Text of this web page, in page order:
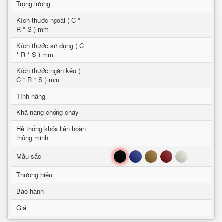
Trọng lượng
Kích thước ngoài ( C *
R * S ) mm
Kích thước sử dụng ( C
* R * S ) mm
Kích thước ngăn kéo (
C * R * S ) mm
Tính năng
Khả năng chống cháy
Hệ thống khóa liên hoàn
thông minh
Mầu sắc
Đen Xanh Nâu Đỏ Trắng
Thương hiệu
Bảo hành
Giá